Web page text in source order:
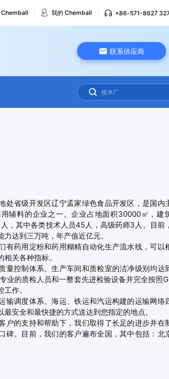
Chemball 我的 Chemball +86-571-8627
联系供应商
处省级开发区辽宁孟家绿色食品开发区，是国内
辅料的企业之一。企业占地面积30000㎡，建
，其中各类技术人员45人，高级药师3人。目前
达到三万吨，年产值近亿元。
有药用淀粉和药用糊精自动化生产流水线，可以
关各种指标。
量控制体系。生产车间和质检室的洁净级别均达
业的质检人员和一整套先进检验设备并完全按照
作。
输调度体系。海运、铁运和汽运构建的运输网络
安全和最快捷的方式送达到您指定的地点。
户的支持和帮助下，我们取得了长足的进步并在
碑。目前，我们的客户遍布全国，其中包括：北